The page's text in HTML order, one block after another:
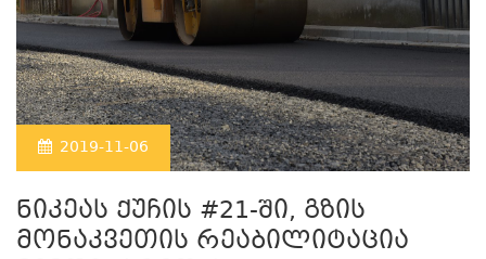
2019-11-06
ნიკეას ქუჩის #21-ში, გზის
მონაკვეთის რეაბილიტაცია